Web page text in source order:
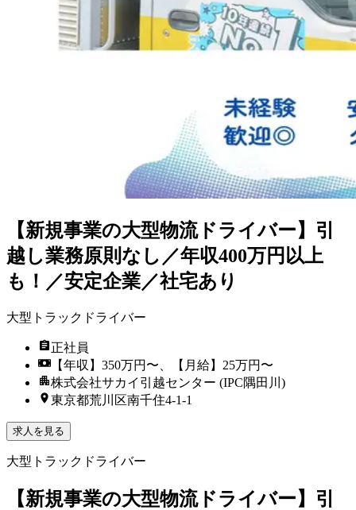
【新規事業の大型物流ドライバー】引
越し業務原則なし／年収400万円以上
も！／安定企業／社宅あり
大型トラックドライバー
正社員
【年収】350万円〜、【月給】25万円〜
株式会社サカイ引越センター (IPC隅田川)
東京都荒川区南千住4-1-1
求人を見る
大型トラックドライバー
【新規事業の大型物流ドライバー】引